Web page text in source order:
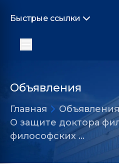
Быстрые ссылки
Объявления
Главная
Объявления
О защите доктора
философских …